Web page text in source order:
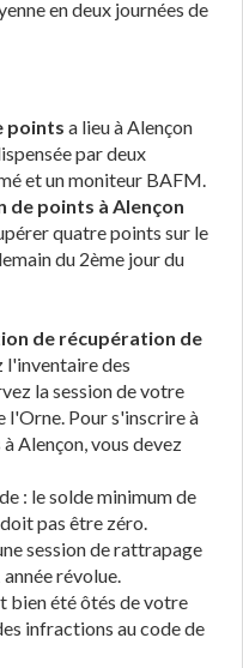
en deux journées de
points a lieu à Alençon
par deux
et un moniteur BAFM.
de points à Alençon
quatre points sur le
du 2ème jour du
de récupération de
l'inventaire des
la session de votre
l'Orne. Pour s'inscrire à
Alençon, vous devez
: le solde minimum de
pas être zéro.
session de rattrapage
révolue.
bien été ôtés de votre
infractions au code de